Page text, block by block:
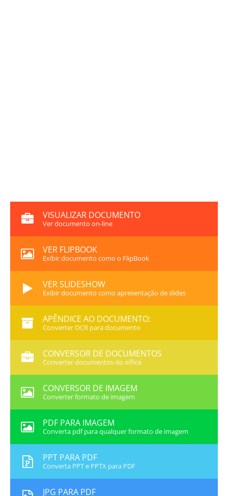
VISUALIZAR DOCUMENTO
Ver documento on-line
VER FLIPBOOK
Exibir documento como o FlipBook
VER SLIDESHOW
Exibir documento como apresentação de slides
APÊNDICE AO DOCUMENTO:
Converter OCR para documento
CONVERSOR DE DOCUMENTOS
Converter documentos do office
CONVERSOR DE IMAGEM
Converter formato de imagem
PDF PARA IMAGEM
Converta pdf para qualquer formato de imagem
PPT PARA PDF
Converta PPT e PPTX para PDF
JPG PARA PDF